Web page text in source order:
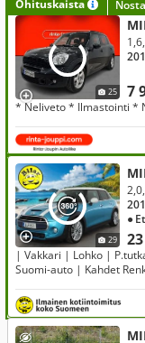
Ohituskaista
25 7
* Neliveto * Ilmastointi *
29
●
| Vakkari | Lohko |
Suomi-auto | Kahdet